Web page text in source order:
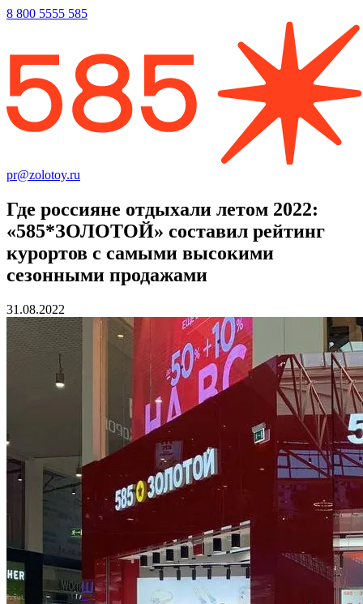
8 800 5555 585
pr@zolotoy.ru
Где россияне отдыхали летом 2022:
«585*ЗОЛОТОЙ» составил рейтинг
курортов с самыми высокими
сезонными продажами
31.08.2022